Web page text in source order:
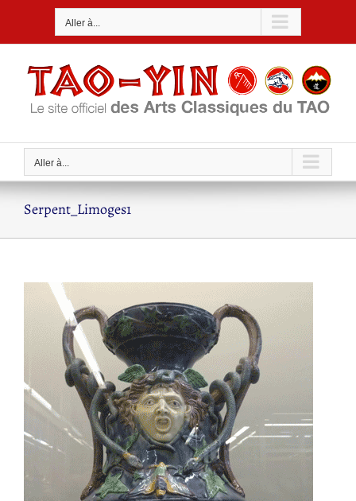
Aller à...
Aller à...
Serpent_Limoges1